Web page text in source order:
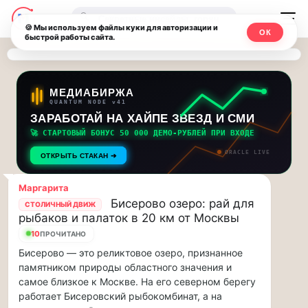
Последние
новости
и
обновления
потока:
Друзья,
приглашаем
на
музыкальную
прогулку
по
Москве
Чайковского!…
Друзья,
приглашаем
на
музыкальную
Москвичи.net
—
Главный
столичный
чат-
мессенджер,
новости
и
инсайды
Москвы
🔍
МЕДИАБИРЖА
QUANTUM NODE v41
ЗАРАБОТАЙ НА ХАЙПЕ ЗВЕЗД И СМИ
🚀 СТАРТОВЫЙ БОНУС 50 000 ДЕМО-РУБЛЕЙ ПРИ ВХОДЕ
ОТКРЫТЬ СТАКАН ➔ ORACLE LIVE
Маргарита
СТОЛИЧНЫЙ ДВИЖ
Бисерово озеро: рай для
рыбаков и палаток в 20 км от Москвы
10ПРОЧИТАНО
Бисерово — это реликтовое озеро, признанное
памятником природы областного значения и
самое близкое к Москве. На его северном берегу
работает Бисеровский рыбокомбинат, а на
🍪 Мы используем файлы куки для авторизации и
быстрой работы сайта.
ОК